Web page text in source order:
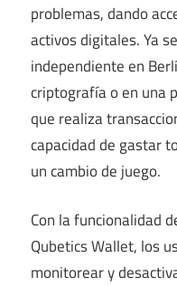
problemas, dando
activos digitales. Ya
independiente en
criptografía o en una
que realiza
capacidad de gastar
un cambio de juego.
Con la funcionalidad
Qubetics Wallet, los
monitorear y